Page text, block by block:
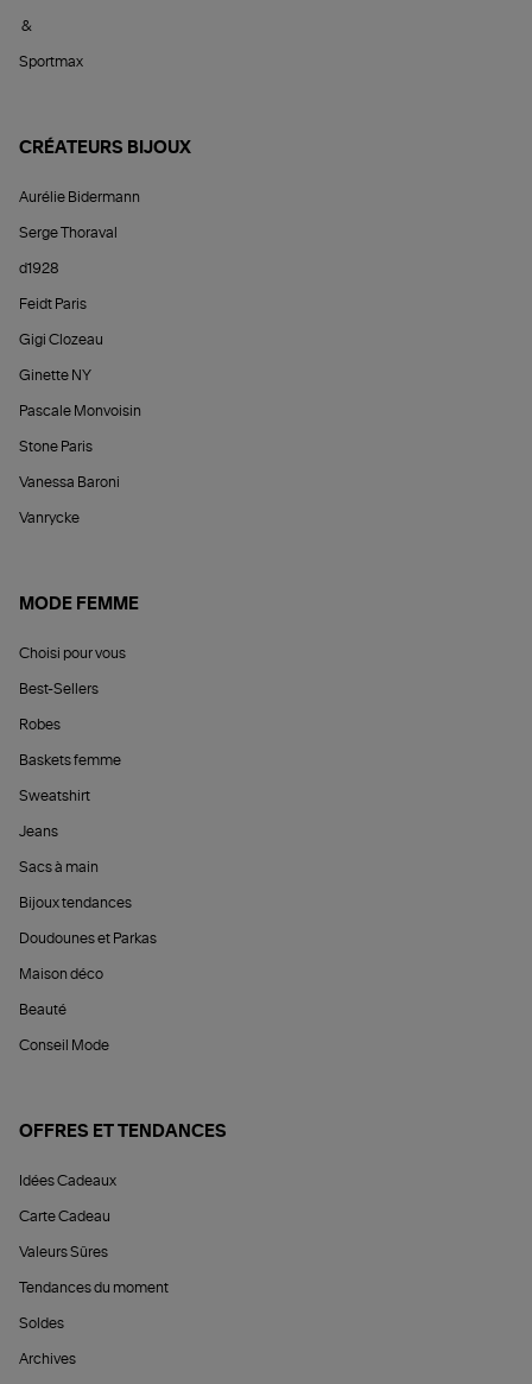
&
Sportmax
CRÉATEURS BIJOUX
Aurélie Bidermann
Serge Thoraval
d1928
Feidt Paris
Gigi Clozeau
Ginette NY
Pascale Monvoisin
Stone Paris
Vanessa Baroni
Vanrycke
MODE FEMME
Choisi pour vous
Best-Sellers
Robes
Baskets femme
Sweatshirt
Jeans
Sacs à main
Bijoux tendances
Doudounes et Parkas
Maison déco
Beauté
Conseil Mode
OFFRES ET TENDANCES
Idées Cadeaux
Carte Cadeau
Valeurs Sûres
Tendances du moment
Soldes
Archives